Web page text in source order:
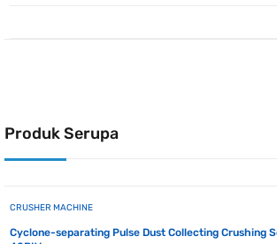
Produk Serupa
CRUSHER MACHINE
Cyclone-separating Pulse Dust Collecting Crushing